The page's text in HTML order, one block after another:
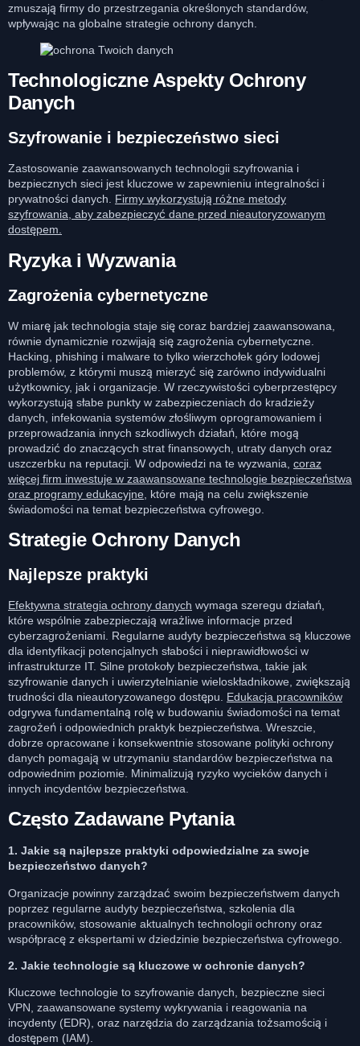
zmuszają firmy do przestrzegania określonych standardów,
wpływając na globalne strategie ochrony danych.
Technologiczne Aspekty Ochrony
Danych
Szyfrowanie i bezpieczeństwo sieci
Zastosowanie zaawansowanych technologii szyfrowania i
bezpiecznych sieci jest kluczowe w zapewnieniu integralności i
prywatności danych. Firmy wykorzystują różne metody
szyfrowania, aby zabezpieczyć dane przed nieautoryzowanym
dostępem.
Ryzyka i Wyzwania
Zagrożenia cybernetyczne
W miarę jak technologia staje się coraz bardziej zaawansowana,
równie dynamicznie rozwijają się zagrożenia cybernetyczne.
Hacking, phishing i malware to tylko wierzchołek góry lodowej
problemów, z którymi muszą mierzyć się zarówno indywidualni
użytkownicy, jak i organizacje. W rzeczywistości cyberprzestępcy
wykorzystują słabe punkty w zabezpieczeniach do kradzieży
danych, infekowania systemów złośliwym oprogramowaniem i
przeprowadzania innych szkodliwych działań, które mogą
prowadzić do znaczących strat finansowych, utraty danych oraz
uszczerbku na reputacji. W odpowiedzi na te wyzwania, coraz
więcej firm inwestuje w zaawansowane technologie bezpieczeństwa
oraz programy edukacyjne , które mają na celu zwiększenie
świadomości na temat bezpieczeństwa cyfrowego.
Strategie Ochrony Danych
Najlepsze praktyki
Efektywna strategia ochrony danych wymaga szeregu działań,
które wspólnie zabezpieczają wrażliwe informacje przed
cyberzagrożeniami. Regularne audyty bezpieczeństwa są kluczowe
dla identyfikacji potencjalnych słabości i nieprawidłowości w
infrastrukturze IT. Silne protokoły bezpieczeństwa, takie jak
szyfrowanie danych i uwierzytelnianie wieloskładnikowe, zwiększają
trudności dla nieautoryzowanego dostępu. Edukacja pracowników
odgrywa fundamentalną rolę w budowaniu świadomości na temat
zagrożeń i odpowiednich praktyk bezpieczeństwa. Wreszcie,
dobrze opracowane i konsekwentnie stosowane polityki ochrony
danych pomagają w utrzymaniu standardów bezpieczeństwa na
odpowiednim poziomie. Minimalizują ryzyko wycieków danych i
innych incydentów bezpieczeństwa.
Często Zadawane Pytania
1. Jakie są najlepsze praktyki odpowiedzialne za swoje
bezpieczeństwo danych?
Organizacje powinny zarządzać swoim bezpieczeństwem danych
poprzez regularne audyty bezpieczeństwa, szkolenia dla
pracowników, stosowanie aktualnych technologii ochrony oraz
współpracę z ekspertami w dziedzinie bezpieczeństwa cyfrowego.
2. Jakie technologie są kluczowe w ochronie danych?
Kluczowe technologie to szyfrowanie danych, bezpieczne sieci
VPN, zaawansowane systemy wykrywania i reagowania na
incydenty (EDR), oraz narzędzia do zarządzania tożsamością i
dostępem (IAM).